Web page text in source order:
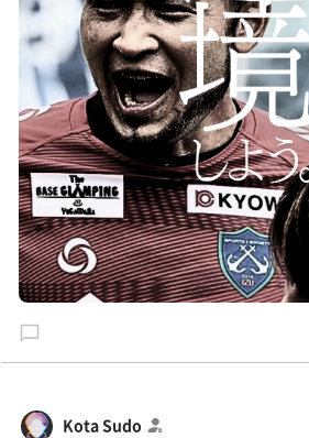
Kota Sudo